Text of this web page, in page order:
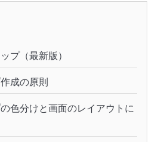
プ（最新版）
成の原則
色分けと画面のレイアウトに